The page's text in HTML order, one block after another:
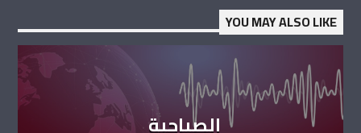
YOU MAY ALSO LIKE
الصباحية